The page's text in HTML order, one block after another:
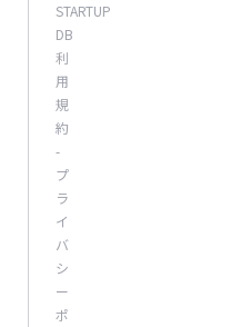
STARTUP
DB
利
用
規
約
-
プ
ラ
イ
バ
シ
ー
ポ